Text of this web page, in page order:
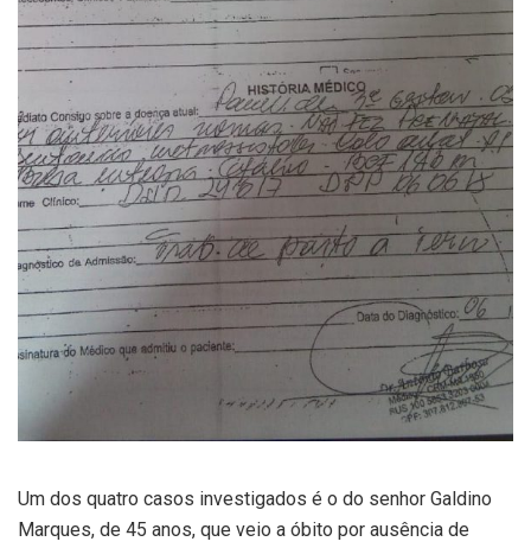
Um dos quatro casos investigados é o do senhor Galdino
Marques, de 45 anos, que veio a óbito por ausência de